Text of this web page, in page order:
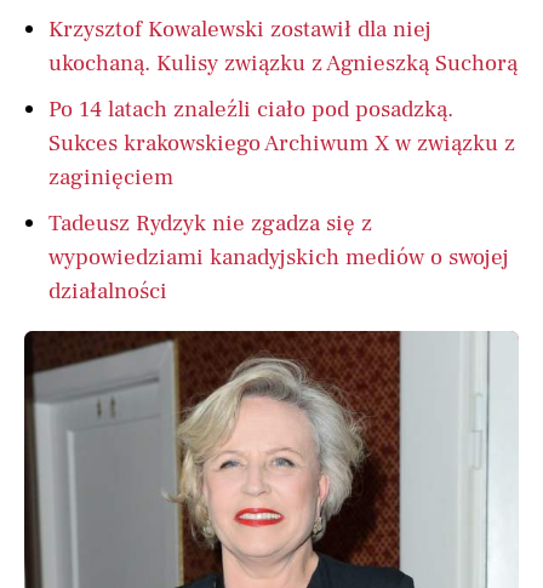
Krzysztof Kowalewski zostawił dla niej
ukochaną. Kulisy związku z Agnieszką Suchorą
Po 14 latach znaleźli ciało pod posadzką.
Sukces krakowskiego Archiwum X w związku z
zaginięciem
Tadeusz Rydzyk nie zgadza się z
wypowiedziami kanadyjskich mediów o swojej
działalności